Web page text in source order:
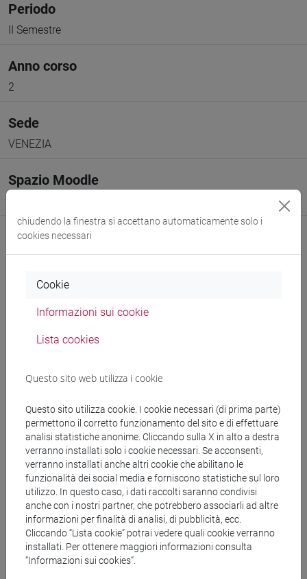
Periodo
II Semestre
Anno corso
2
Sede
VENEZIA
Spazio Moodle
Docenti
POLLACCHI Elena- 30h Lezione
Materiali didattici
Materiali su Moodle
Corsi di studio e percorsi
chiudendo la finestra si accettano automaticamente solo i
cookies necessari
Cookie
Informazioni sui cookie
Lista cookies
Questo sito web utilizza i cookie
Questo sito utilizza cookie. I cookie necessari (di prima parte)
permettono il corretto funzionamento del sito e di effettuare
analisi statistiche anonime. Cliccando sulla X in alto a destra
verranno installati solo i cookie necessari. Se acconsenti,
verranno installati anche altri cookie che abilitano le
funzionalità dei social media e forniscono statistiche sul loro
utilizzo. In questo caso, i dati raccolti saranno condivisi
anche con i nostri partner, che potrebbero associarli ad altre
informazioni per finalità di analisi, di pubblicità, ecc.
Cliccando “Lista cookie” potrai vedere quali cookie verranno
installati. Per ottenere maggiori informazioni consulta
“Informazioni sui cookies”.